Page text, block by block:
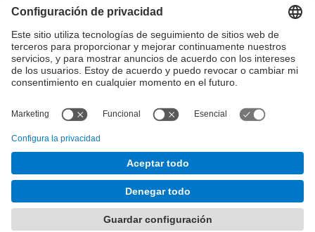
Lista Redes Sociales
© UPCEscuela Politécnica Superior de Ingeniería de
Desarrollado con